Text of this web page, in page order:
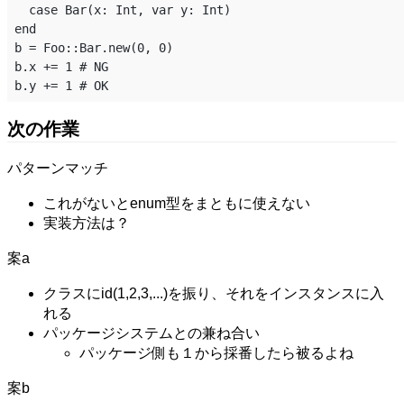
end
b = Foo::Bar.new(0, 0)
b.x += 1 # NG
次の作業
パターンマッチ
これがないとenum型をまともに使えない
実装方法は？
案a
クラスにid(1,2,3,...)を振り、それをインスタンスに入
れる
パッケージシステムとの兼ね合い
パッケージ側も１から採番したら被るよね
案b